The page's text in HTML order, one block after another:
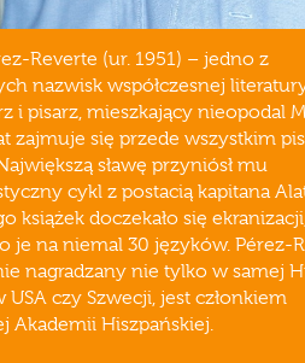
Reverte (ur. 1951) – jedno z
nazwisk współczesnej
i pisarz, mieszkający nieopodal
zajmuje się przede wszystkim
sławę przyniósł mu
cykl z postacią kapitana
książek doczekało się
je na niemal 30 języków. Pérez-
nagradzany nie tylko w samej
USA czy Szwecji, jest członkiem
Akademii Hiszpańskiej.